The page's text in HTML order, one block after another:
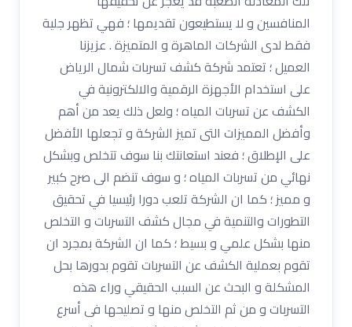
المنافسين و لا يستطيعون تقديمها ؛ فهي تظهر جلية
فقط لدى الشركات الماهرة و المتميزة . عزيزنا
العميل ؛ تعتمد شركة كشف تسربات شمال الرياض
على استخدام الأجهزة الرقمية والالكترونية في
الكشف عن تسربات المياه ؛ ولعل ذلك يعد من أهم
وأفضل المميزات التى تميز الشركة و تجعلها الأفضل
على الإطلاق ؛ فعند استعانتك بنا سوف تتخلص وبشكل
نهائي من تسربات المياه ؛ و سوف تنضم الى صرح كبير
و مميز ؛ كما ان الشركة تلعب دورا رئيسيا في تحقيق
التطورات والتنمية في مجال كشف التسربات و التخلص
منها بشكل علمي و بسيط ؛ كما ان الشركة بمجرد ان
تقوم بعملية الكشف عن التسربات تقوم بدورها بحل
المشكلة و البحث عن السبب الحقيقي وراء هذه
التسربات و من ثم التخلص منها و تصليحها فى أسرع